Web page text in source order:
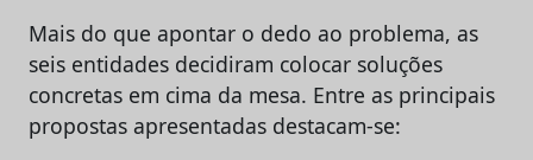
Mais do que apontar o dedo ao problema, as
seis entidades decidiram colocar soluções
concretas em cima da mesa. Entre as principais
propostas apresentadas destacam-se: